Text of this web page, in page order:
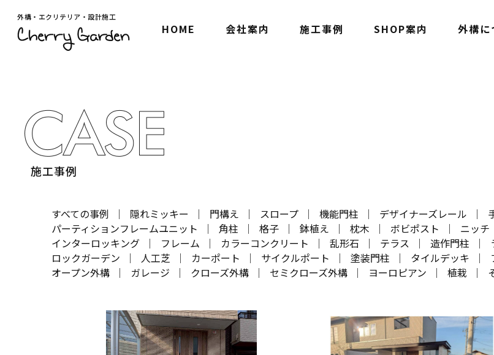
外構・エクリテリア・設計施工
HOME 会社案内 施工事例 SHOP案内 外構に
施工事例
すべての事例 隠れミッキー 門構え スロープ 機能門柱 デザイナーズレール
パーティションフレームユニット
角柱 格子 鉢植え 枕木 ボビポスト ニッチ
インターロッキング
フレーム カラーコンクリート 乱形石 テラス 造作門柱
ロックガーデン
人工芝 カーポート サイクルポート 塗装門柱 タイルデッキ
オープン外構
ガレージ クローズ外構 セミクローズ外構 ヨーロピアン 植栽